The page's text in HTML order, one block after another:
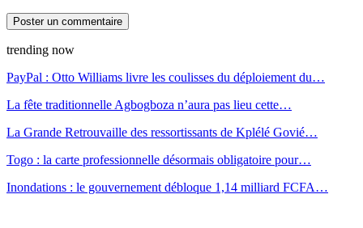
trending now
PayPal : Otto Williams livre les coulisses du déploiement du…
La fête traditionnelle Agbogboza n’aura pas lieu cette…
La Grande Retrouvaille des ressortissants de Kplélé Govié…
Togo : la carte professionnelle désormais obligatoire pour…
Inondations : le gouvernement débloque 1,14 milliard FCFA…